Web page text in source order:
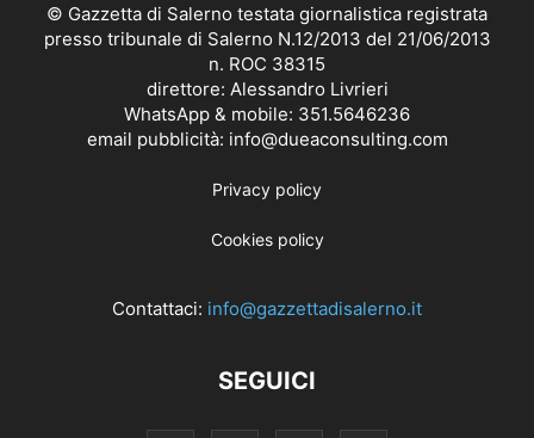
© Gazzetta di Salerno testata giornalistica registrata
presso tribunale di Salerno N.12/2013 del 21/06/2013
n. ROC 38315
direttore: Alessandro Livrieri
WhatsApp & mobile: 351.5646236
email pubblicità: info@dueaconsulting.com
Privacy policy
Cookies policy
Contattaci: info@gazzettadisalerno.it
SEGUICI